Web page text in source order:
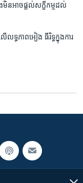
ង​មិន​អាច​ផ្តល់​សក្ខីកម្ម​ដល់​
ទ្ធភាព​អៀង ធីរិទ្ធ​ក្នុង​ការ​